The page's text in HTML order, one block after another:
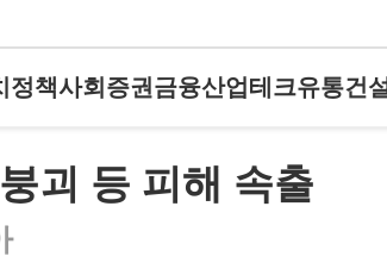
정책사회 증권 금융산업 테크유통건
괴 등 피해 속출